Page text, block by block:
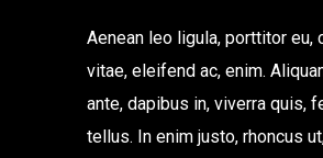
Aenean leo ligula, porttitor eu,
vitae, eleifend ac, enim.
ante, dapibus in, viverra quis,
tellus. In enim justo, rhoncus